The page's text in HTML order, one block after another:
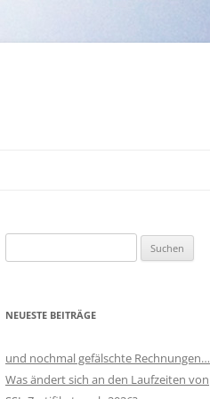
nach:
NEUESTE BEITRÄGE
und nochmal gefälschte Rechnungen…
Was ändert sich an den Laufzeiten von